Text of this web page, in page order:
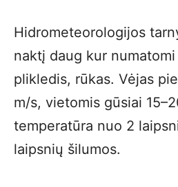
Hidrometeorologijos
naktį daug kur
plikledis, rūkas. Vėjas
m/s, vietomis gūsiai
temperatūra nuo 2
laipsnių šilumos.